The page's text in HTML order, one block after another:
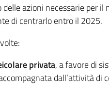
azioni necessarie per
di centrarlo entro il 2025.
privata, a favore di
dall’attività di